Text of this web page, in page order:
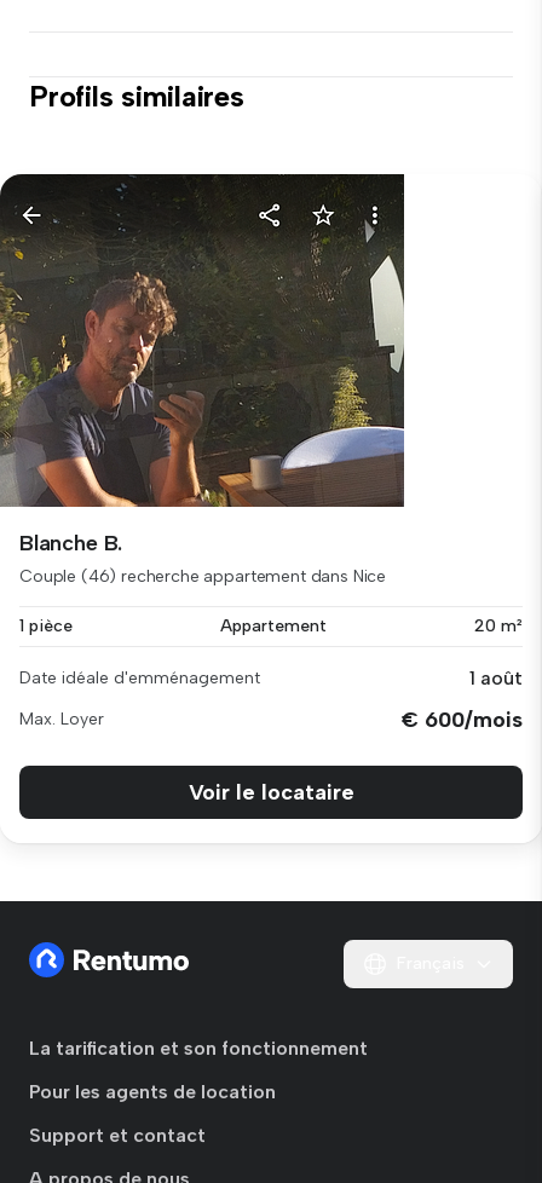
Profils similaires
Blanche B.
Couple (46) recherche appartement dans Nice
1 pièce Appartement 20 m²
Date idéale d'emménagement 1 août
Max. Loyer € 600/mois
Voir le locataire
La tarification et son fonctionnement
Pour les agents de location
Support et contact